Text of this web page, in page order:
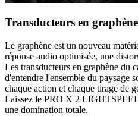
Transducteurs en
Le graphène est un nouveau
réponse audio optimisée, une
Les transducteurs en graphène du
d'entendre l'ensemble du paysage
chaque action et chaque tirage de
Laissez le PRO X 2
une domination totale.